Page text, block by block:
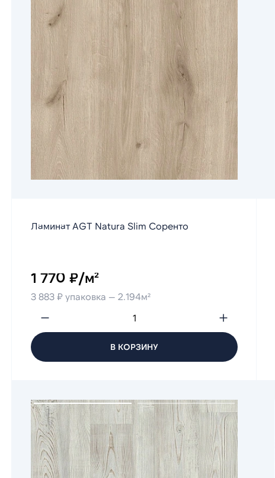
Ламинат AGT Natura Slim Соренто
1 770 ₽/м²
3 883 ₽ упаковка — 2.194м²
В КОРЗИНУ